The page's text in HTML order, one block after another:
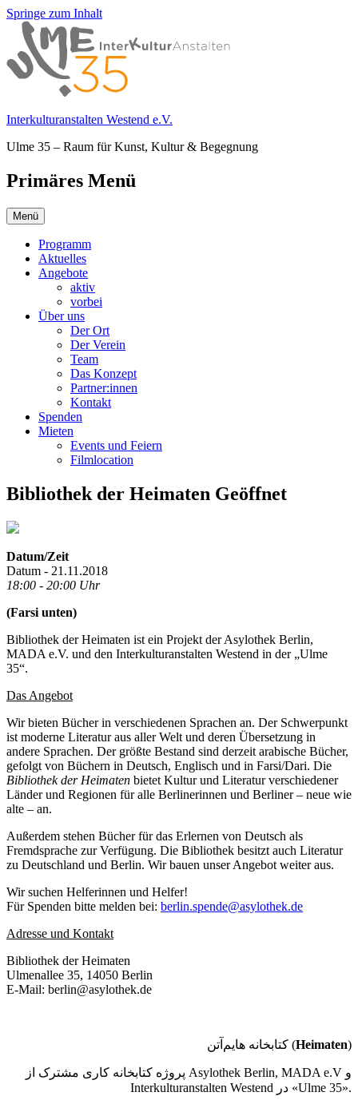
Springe zum Inhalt
Interkulturanstalten Westend e.V.
Ulme 35 – Raum für Kunst, Kultur & Begegnung
Primäres Menü
Menü
Programm
Aktuelles
Angebote
aktiv
vorbei
Über uns
Der Ort
Der Verein
Team
Das Konzept
Partner:innen
Kontakt
Spenden
Mieten
Events und Feiern
Filmlocation
Bibliothek der Heimaten Geöffnet
Datum/Zeit
Datum - 21.11.2018
18:00 - 20:00 Uhr
(Farsi unten)
Bibliothek der Heimaten ist ein Projekt der Asylothek Berlin,
MADA e.V. und den Interkulturanstalten Westend in der „Ulme
35“.
Das Angebot
Wir bieten Bücher in verschiedenen Sprachen an. Der Schwerpunkt
ist moderne Literatur aus aller Welt und deren Übersetzung in
andere Sprachen. Der größte Bestand sind derzeit arabische Bücher,
gefolgt von Büchern in Deutsch, Englisch und in Farsi/Dari. Die
Bibliothek der Heimaten bietet Kultur und Literatur verschiedener
Länder und Regionen für alle Berlinerinnen und Berliner – neue wie
alte – an.
Außerdem stehen Bücher für das Erlernen von Deutsch als
Fremdsprache zur Verfügung. Die Bibliothek besitzt auch Literatur
zu Deutschland und Berlin. Wir bauen unser Angebot weiter aus.
Wir suchen Helferinnen und Helfer!
Für Spenden bitte melden bei: berlin.spende@asylothek.de
Adresse und Kontakt
Bibliothek der Heimaten
Ulmenallee 35, 14050 Berlin
E-Mail: berlin@asylothek.de
کتابخانه هایم‌آتن (Heimaten)
پروژه کتابخانه کاری مشترک از Asylothek Berlin, MADA e.V و
Interkulturanstalten Westend در «Ulme 35».